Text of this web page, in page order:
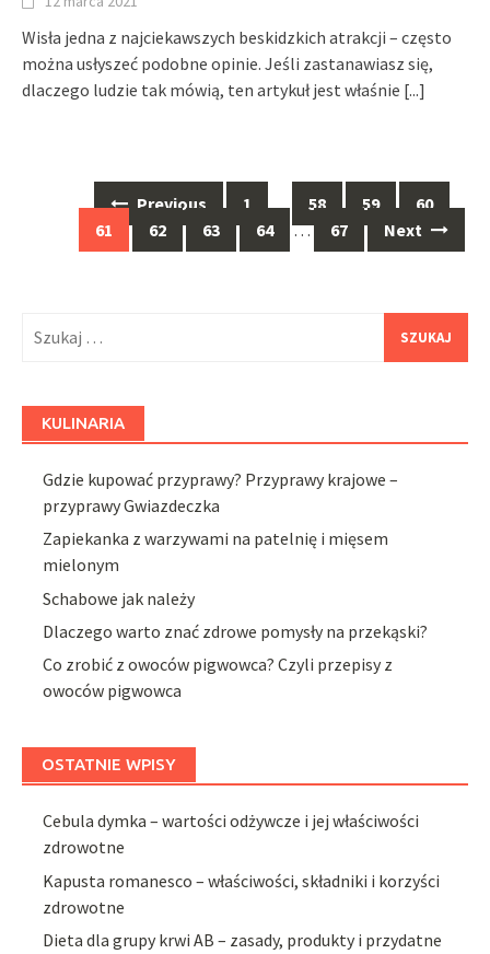
Wisła jedna z najciekawszych beskidzkich atrakcji – często
można usłyszeć podobne opinie. Jeśli zastanawiasz się,
dlaczego ludzie tak mówią, ten artykuł jest właśnie [...]
Posts
navigation
Previous 1 … 58 59
60
61
62 63 64 … 67 Next
KULINARIA
Gdzie kupować przyprawy? Przyprawy krajowe –
przyprawy Gwiazdeczka
Zapiekanka z warzywami na patelnię i mięsem
mielonym
Schabowe jak należy
Dlaczego warto znać zdrowe pomysły na przekąski?
Co zrobić z owoców pigwowca? Czyli przepisy z
owoców pigwowca
OSTATNIE WPISY
Cebula dymka – wartości odżywcze i jej właściwości
zdrowotne
Kapusta romanesco – właściwości, składniki i korzyści
zdrowotne
Dieta dla grupy krwi AB – zasady, produkty i przydatne